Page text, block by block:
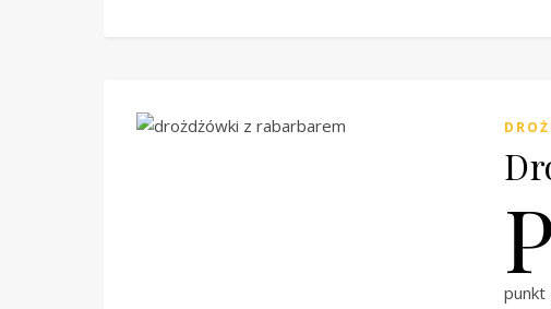
P
punkt